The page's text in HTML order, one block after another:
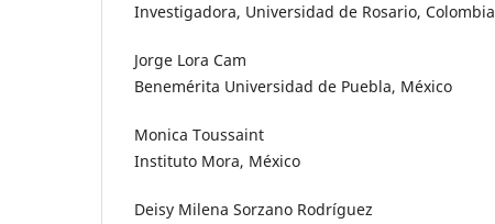
Investigadora, Universidad de Rosario, Colombia
Jorge Lora Cam
Benemérita Universidad de Puebla, México
Monica Toussaint
Instituto Mora, México
Deisy Milena Sorzano Rodríguez